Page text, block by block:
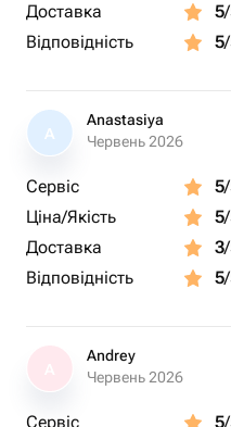
Доставка
5
Відповідність
5
A
Anastasiya
Червень 2026
Сервіс 5
Ціна/Якість
5
Доставка
3
Відповідність
5
Andrey
Червень 2026
Сервіс 5